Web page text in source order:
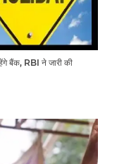
बैंक, RBI ने जारी की